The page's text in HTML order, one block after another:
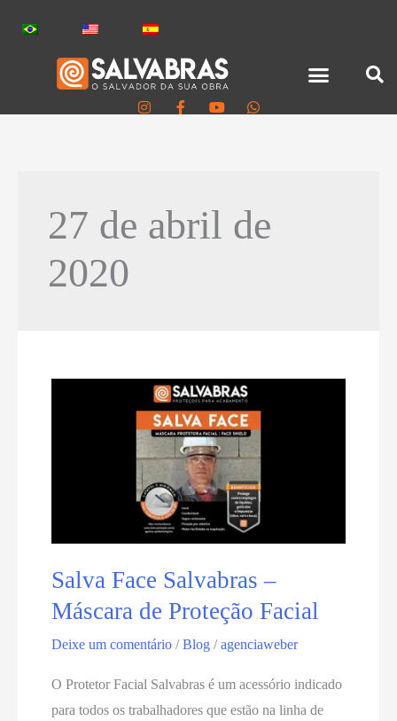
27 de abril de
2020
Salva Face Salvabras –
Máscara de Proteção Facial
Deixe um comentário /Blog /agenciaweber
O Protetor Facial Salvabras é um acessório indicado
para todos os trabalhadores que estão na linha de